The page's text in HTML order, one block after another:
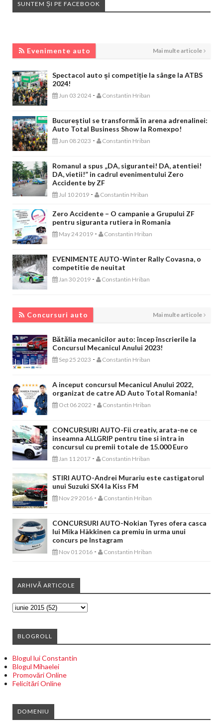
SUNTEM ȘI PE FACEBOOK
Evenimente auto Mai multe articole
Spectacol auto și competiție la sânge la ATBS
2024!
Jun 03 2024 - Constantin Hriban
Bucureștiul se transformă în arena adrenalinei:
Auto Total Business Show la Romexpo!
Jun 08 2023 - Constantin Hriban
Romanul a spus „DA, sigurantei! DA, atentiei!
DA, vietii!” in cadrul evenimentului Zero
Accidente by ZF
Jul 10 2019 - Constantin Hriban
Zero Accidente – O campanie a Grupului ZF
pentru siguranta rutiera in Romania
May 24 2019 - Constantin Hriban
EVENIMENTE AUTO-Winter Rally Covasna, o
competitie de neuitat
Jan 30 2019 - Constantin Hriban
Concursuri auto Mai multe articole
Bătălia mecanicilor auto: încep înscrierile la
Concursul Mecanicul Anului 2023!
Sep 25 2023 - Constantin Hriban
A inceput concursul Mecanicul Anului 2022,
organizat de catre AD Auto Total Romania!
Oct 06 2022 - Constantin Hriban
CONCURSURI AUTO-Fii creativ, arata-ne ce
inseamna ALLGRIP pentru tine si intra in
concursul cu premii totale de 15.000 Euro
Jan 11 2017 - Constantin Hriban
STIRI AUTO-Andrei Murariu este castigatorul
unui Suzuki SX4 la Kiss FM
Nov 29 2016 - Constantin Hriban
CONCURSURI AUTO-Nokian Tyres ofera casca
lui Mika Häkkinen ca premiu in urma unui
concurs pe Instagram
Nov 01 2016 - Constantin Hriban
ARHIVĂ ARTICOLE
BLOGROLL
Blogul lui Constantin
Blogul Mihaelei
Promovări Online
Felicitări Online
DOMENIU